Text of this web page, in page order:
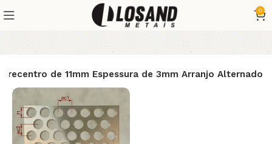
0
de 11mm Espessura de 3mm Arranjo Alternado